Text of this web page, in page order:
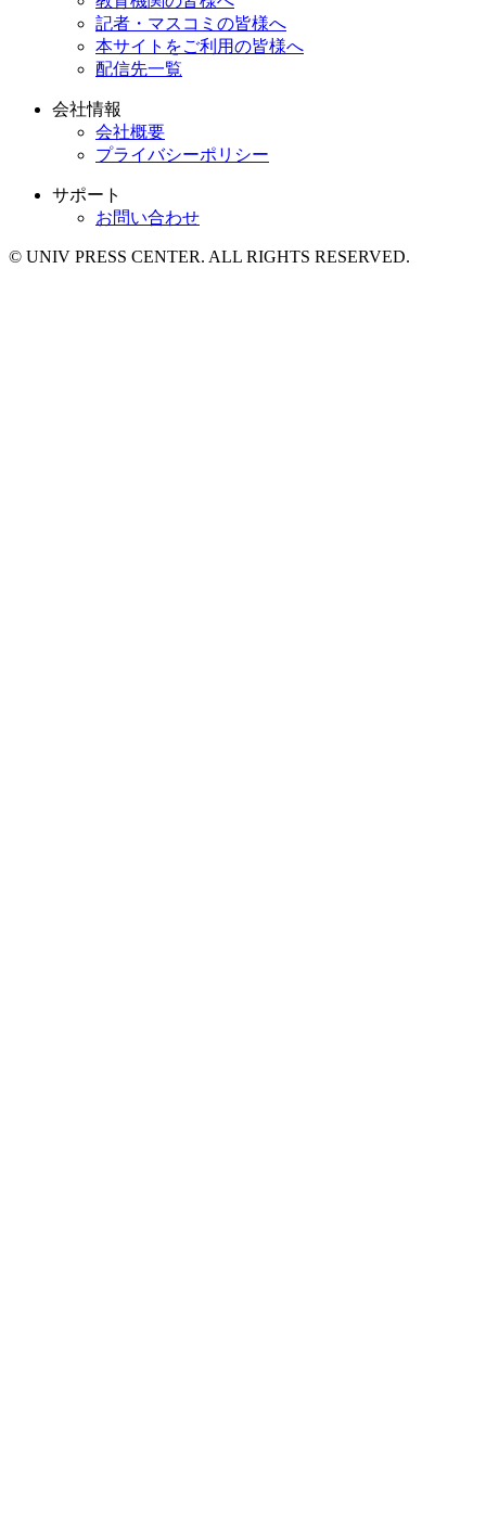
記者・マスコミの皆様へ
本サイトをご利用の皆様へ
配信先一覧
会社情報
会社概要
プライバシーポリシー
サポート
お問い合わせ
© UNIV PRESS CENTER. ALL RIGHTS RESERVED.